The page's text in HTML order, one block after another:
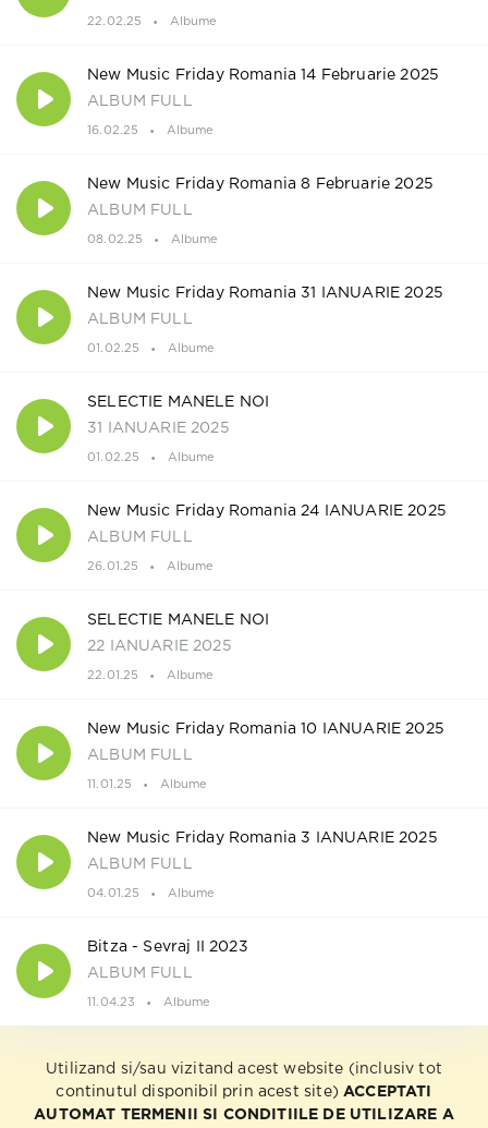
22.02.25 Albume
New Music Friday Romania 14 Februarie 2025
ALBUM FULL
16.02.25 Albume
New Music Friday Romania 8 Februarie 2025
ALBUM FULL
08.02.25 Albume
New Music Friday Romania 31 IANUARIE 2025
ALBUM FULL
01.02.25 Albume
SELECTIE MANELE NOI
31 IANUARIE 2025
01.02.25 Albume
New Music Friday Romania 24 IANUARIE 2025
ALBUM FULL
26.01.25 Albume
SELECTIE MANELE NOI
22 IANUARIE 2025
22.01.25 Albume
New Music Friday Romania 10 IANUARIE 2025
ALBUM FULL
11.01.25 Albume
New Music Friday Romania 3 IANUARIE 2025
ALBUM FULL
04.01.25 Albume
Bitza - Sevraj II 2023
ALBUM FULL
11.04.23 Albume
Utilizand si/sau vizitand acest website (inclusiv tot
continutul disponibil prin acest site) ACCEPTATI
AUTOMAT TERMENII SI CONDITIILE DE UTILIZARE A